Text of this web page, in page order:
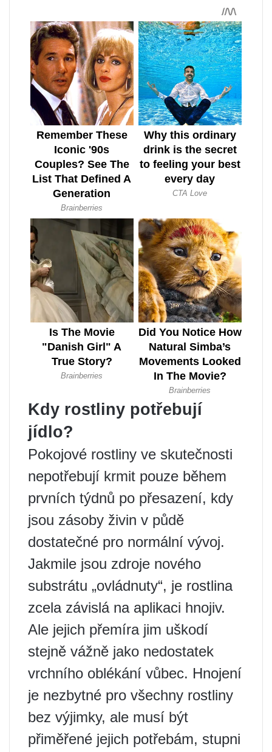
Kdy rostliny potřebují
jídlo?
Pokojové rostliny ve skutečnosti
nepotřebují krmit pouze během
prvních týdnů po přesazení, kdy
jsou zásoby živin v půdě
dostatečné pro normální vývoj.
Jakmile jsou zdroje nového
substrátu „ovládnuty“, je rostlina
zcela závislá na aplikaci hnojiv.
Ale jejich přemíra jim uškodí
stejně vážně jako nedostatek
vrchního oblékání vůbec. Hnojení
je nezbytné pro všechny rostliny
bez výjimky, ale musí být
přiměřené jejich potřebám, stupni